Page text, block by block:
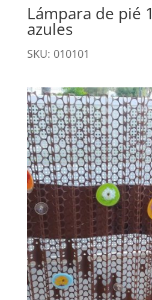
Lámpara de pié
azules
SKU: 010101